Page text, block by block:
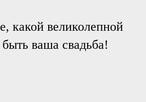
какой великолепной
ваша свадьба!